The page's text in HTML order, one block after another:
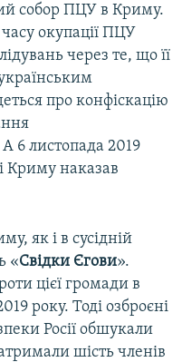
собор ПЦУ в Криму.
окупації ПЦУ
через те, що її
про конфіскацію
6 листопада 2019
Криму наказав
як і в сусідній
«Свідки Єгови».
цієї громади в
року. Тоді озброєні
Росії обшукали
шість членів